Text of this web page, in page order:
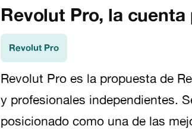
Revolut Pro, la
Revolut Pro
Revolut Pro es la propuesta de
y profesionales independientes.
posicionado como una de las